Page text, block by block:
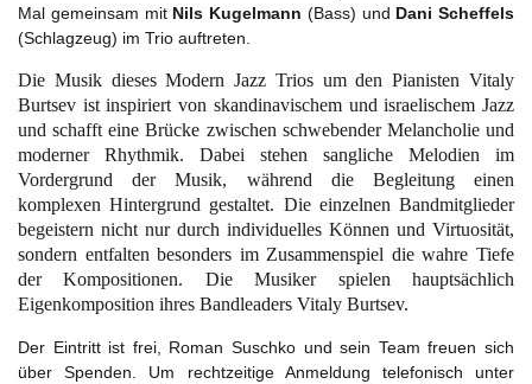
Mal gemeinsam mit Nils Kugelmann (Bass) und Dani Scheffels
(Schlagzeug) im Trio auftreten.
Die Musik dieses Modern Jazz Trios um den Pianisten Vitaly
Burtsev ist inspiriert von skandinavischem und israelischem Jazz
und schafft eine Brücke zwischen schwebender Melancholie und
moderner Rhythmik. Dabei stehen sangliche Melodien im
Vordergrund der Musik, während die Begleitung einen
komplexen Hintergrund gestaltet. Die einzelnen Bandmitglieder
begeistern nicht nur durch individuelles Können und Virtuosität,
sondern entfalten besonders im Zusammenspiel die wahre Tiefe
der Kompositionen. Die Musiker spielen hauptsächlich
Eigenkomposition ihres Bandleaders Vitaly Burtsev.
Der Eintritt ist frei, Roman Suschko und sein Team freuen sich
über Spenden. Um rechtzeitige Anmeldung telefonisch unter